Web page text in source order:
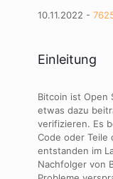
10.11.2022 -
Einleitung
Bitcoin ist Open
etwas dazu
verifizieren. Es
Code oder Teile
entstanden im
Nachfolger von